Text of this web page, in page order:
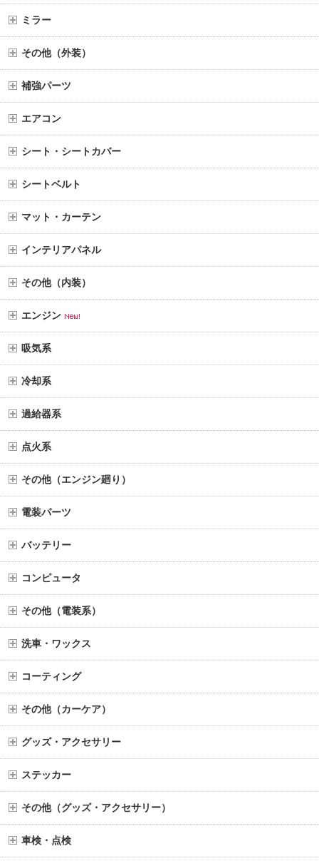
ミラー
その他（外装）
補強パーツ
エアコン
シート・シートカバー
シートベルト
マット・カーテン
インテリアパネル
その他（内装）
エンジン
吸気系
冷却系
過給器系
点火系
その他（エンジン廻り）
電装パーツ
バッテリー
コンピュータ
その他（電装系）
洗車・ワックス
コーティング
その他（カーケア）
グッズ・アクセサリー
ステッカー
その他（グッズ・アクセサリー）
車検・点検